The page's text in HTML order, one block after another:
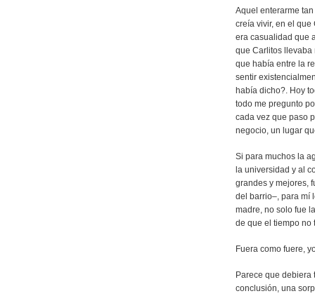
Aquel enterarme
creía vivir, en el
era casualidad que
que Carlitos llevaba
que había entre la
sentir
había dicho?. Hoy
todo me pregunto
cada vez que paso
negocio, un lugar
Si para muchos la
la universidad y al
grandes y mejores,
del barrio–, para mí
madre, no solo fue
de que el tiempo no
Fuera como fuere,
Parece que
conclusión, una